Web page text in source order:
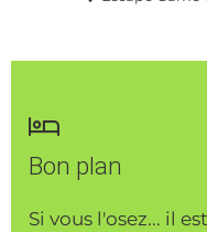
Bon plan
Si vous l'osez... il